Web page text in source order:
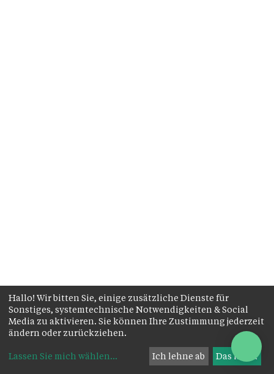
Hallo! Wir bitten Sie, einige zusätzliche Dienste für
Sonstiges, systemtechnische Notwendigkeiten & Social
Media zu aktivieren. Sie können Ihre Zustimmung jederzeit
ändern oder zurückziehen.
Lassen Sie mich wählen... Ich lehne ab Das ist ok